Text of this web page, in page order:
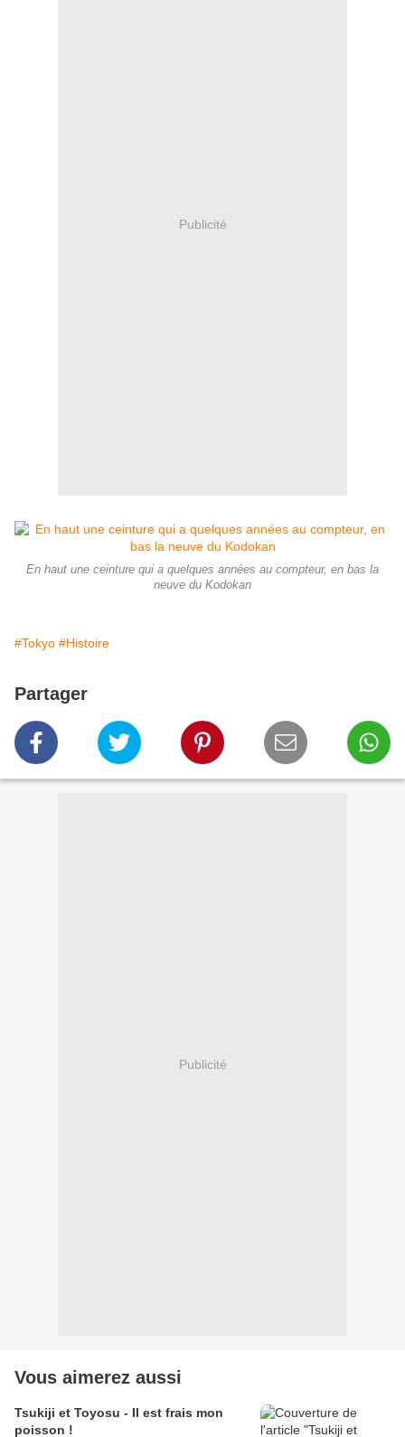
Publicité
En haut une ceinture qui a quelques années au compteur, en bas la
neuve du Kodokan
#Tokyo #Histoire
Partager
Publicité
Vous aimerez aussi
Tsukiji et Toyosu - Il est frais mon
poisson !